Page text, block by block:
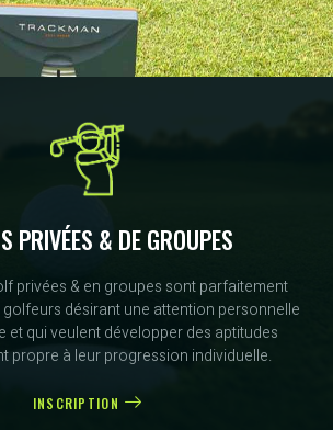
PRIVÉES & DE GROUPES
privées & en groupes sont parfaitement
désirant une attention personnelle
et qui veulent développer des aptitudes
propre à leur progression individuelle.
INSCRIPTION